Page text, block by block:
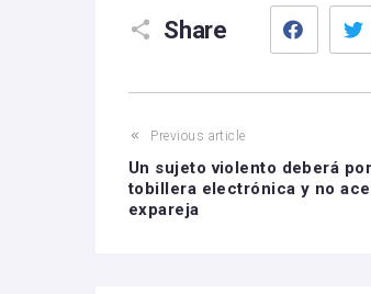
Share
Previous article
Un sujeto violento deberá
tobillera electrónica y no
expareja